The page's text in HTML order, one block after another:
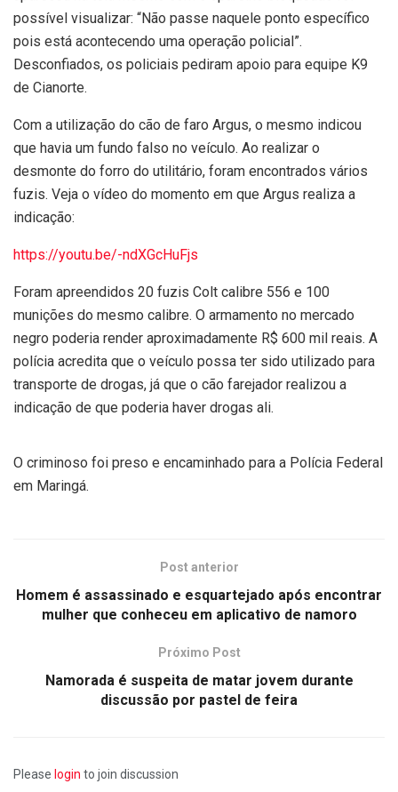
possível visualizar: “Não passe naquele ponto específico
pois está acontecendo uma operação policial”.
Desconfiados, os policiais pediram apoio para equipe K9
de Cianorte.
Com a utilização do cão de faro Argus, o mesmo indicou
que havia um fundo falso no veículo. Ao realizar o
desmonte do forro do utilitário, foram encontrados vários
fuzis. Veja o vídeo do momento em que Argus realiza a
indicação:
https://youtu.be/-ndXGcHuFjs
Foram apreendidos 20 fuzis Colt calibre 556 e 100
munições do mesmo calibre. O armamento no mercado
negro poderia render aproximadamente R$ 600 mil reais. A
polícia acredita que o veículo possa ter sido utilizado para
transporte de drogas, já que o cão farejador realizou a
indicação de que poderia haver drogas ali.
O criminoso foi preso e encaminhado para a Polícia Federal
em Maringá.
Post anterior
Homem é assassinado e esquartejado após encontrar
mulher que conheceu em aplicativo de namoro
Próximo Post
Namorada é suspeita de matar jovem durante
discussão por pastel de feira
Please login to join discussion